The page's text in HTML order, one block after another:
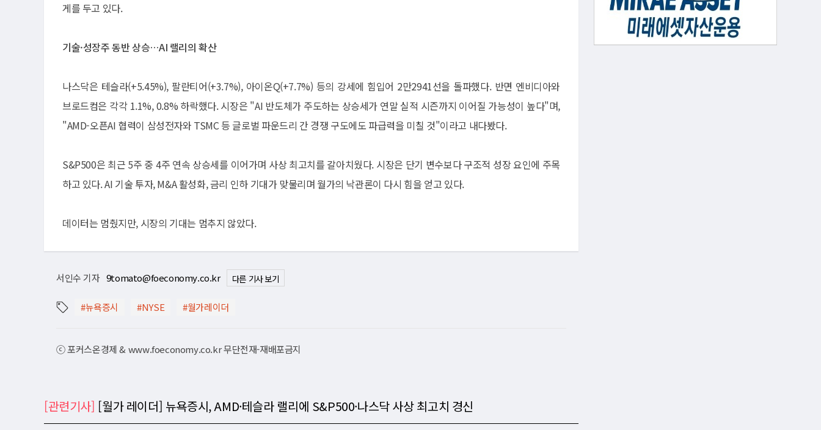
게를 두고 있다.
기술·성장주 동반 상승…AI 랠리의 확산
나스닥은 테슬라(+5.45%), 팔란티어(+3.7%), 아이온Q(+7.7%) 등의 강세에 힘입어 2만2941선을 돌파했다. 반면 엔비디아와
브로드컴은 각각 1.1%, 0.8% 하락했다. 시장은 "AI 반도체가 주도하는 상승세가 연말 실적 시즌까지 이어질 가능성이 높다"며,
"AMD-오픈AI 협력이 삼성전자와 TSMC 등 글로벌 파운드리 간 경쟁 구도에도 파급력을 미칠 것"이라고 내다봤다.
S&P500은 최근 5주 중 4주 연속 상승세를 이어가며 사상 최고치를 갈아치웠다. 시장은 단기 변수보다 구조적 성장 요인에 주목
하고 있다. AI 기술 투자, M&A 활성화, 금리 인하 기대가 맞물리며 월가의 낙관론이 다시 힘을 얻고 있다.
데이터는 멈췄지만, 시장의 기대는 멈추지 않았다.
서인수 기자 9tomato@foeconomy.co.kr 다른 기사 보기
#뉴욕증시 #NYSE #월가레이더
ⓒ 포커스온경제 & www.foeconomy.co.kr 무단전재-재배포금지
[관련기사] [월가 레이더] 뉴욕증시, AMD·테슬라 랠리에 S&P500·나스닥 사상 최고치 경신